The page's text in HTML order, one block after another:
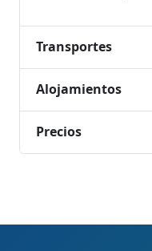
Transportes
Alojamientos
Precios